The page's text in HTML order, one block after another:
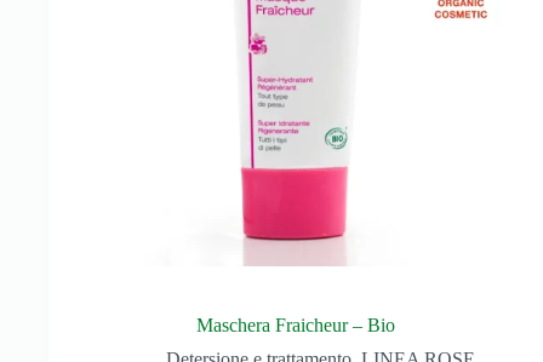
Maschera Fraicheur – Bio